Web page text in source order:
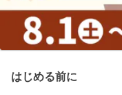
はじめる前に